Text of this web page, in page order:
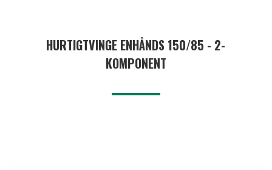
HURTIGTVINGE ENHÅNDS 150/85 - 2-
KOMPONENT